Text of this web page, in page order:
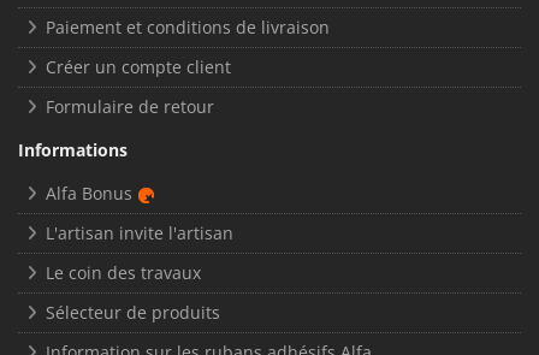
Paiement et conditions de livraison
Créer un compte client
Formulaire de retour
Informations
Alfa Bonus
L'artisan invite l'artisan
Le coin des travaux
Sélecteur de produits